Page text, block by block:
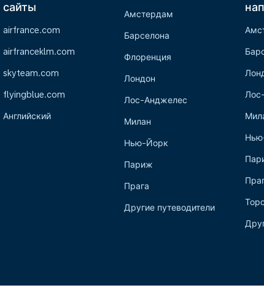
сайты
airfrance.com
airfranceklm.com
skyteam.com
flyingblue.com
Английский
Амстердам
Барселона
Флоренция
Лондон
Лос-Анджелес
Милан
Нью-Йорк
Париж
Прага
Другие путеводители